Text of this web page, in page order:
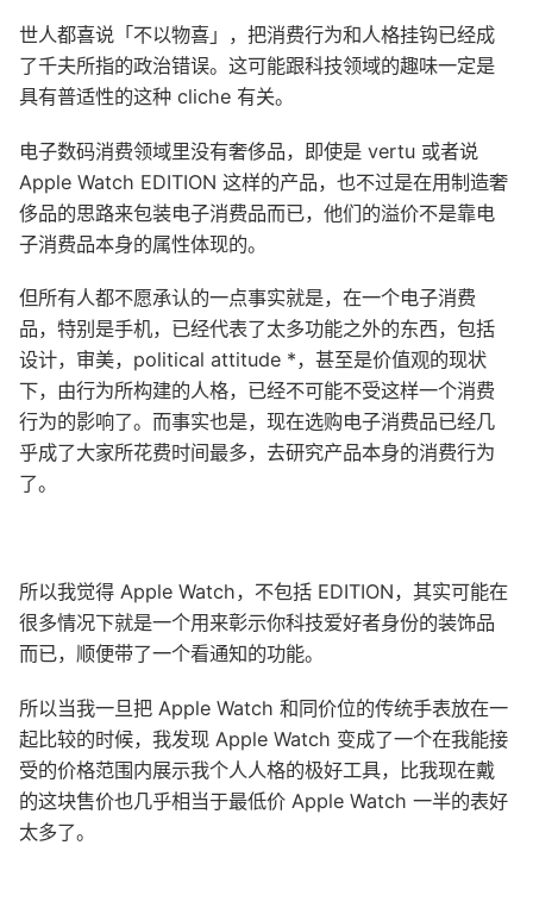
世人都喜说「不以物喜」，把消费行为和人格挂钩已经成
了千夫所指的政治错误。这可能跟科技领域的趣味一定是
具有普适性的这种 cliche 有关。
电子数码消费领域里没有奢侈品，即使是 vertu 或者说
Apple Watch EDITION 这样的产品，也不过是在用制造奢
侈品的思路来包装电子消费品而已，他们的溢价不是靠电
子消费品本身的属性体现的。
但所有人都不愿承认的一点事实就是，在一个电子消费
品，特别是手机，已经代表了太多功能之外的东西，包括
设计，审美，political attitude *，甚至是价值观的现状
下，由行为所构建的人格，已经不可能不受这样一个消费
行为的影响了。而事实也是，现在选购电子消费品已经几
乎成了大家所花费时间最多，去研究产品本身的消费行为
了。
所以我觉得 Apple Watch，不包括 EDITION，其实可能在
很多情况下就是一个用来彰示你科技爱好者身份的装饰品
而已，顺便带了一个看通知的功能。
所以当我一旦把 Apple Watch 和同价位的传统手表放在一
起比较的时候，我发现 Apple Watch 变成了一个在我能接
受的价格范围内展示我个人人格的极好工具，比我现在戴
的这块售价也几乎相当于最低价 Apple Watch 一半的表好
太多了。